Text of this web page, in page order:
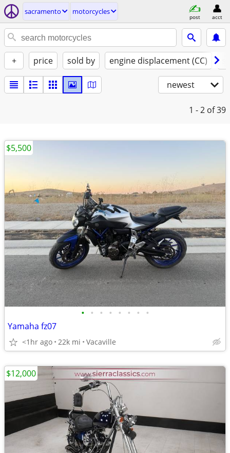
sacramento motorcycles
post acct
+ price sold by engine displacement (CC)
newest
1 - 2 of 39
• • • • • • • •
Yamaha fz07
<1hr ago 22k mi Vacaville
$5,500
$12,000